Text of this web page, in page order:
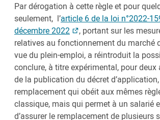
Par dérogation à cette règle et pour
seulement, l’article 6 de la loi n°2022-
décembre 2022
, portant sur les
relatives au fonctionnement du marché
vue du plein-emploi, a réintroduit la
conclure, à titre expérimental, pour
de la publication du décret
remplacement qui obéit aux mêmes
classique, mais qui permet à un salarié
d’assurer le remplacement de plusieurs